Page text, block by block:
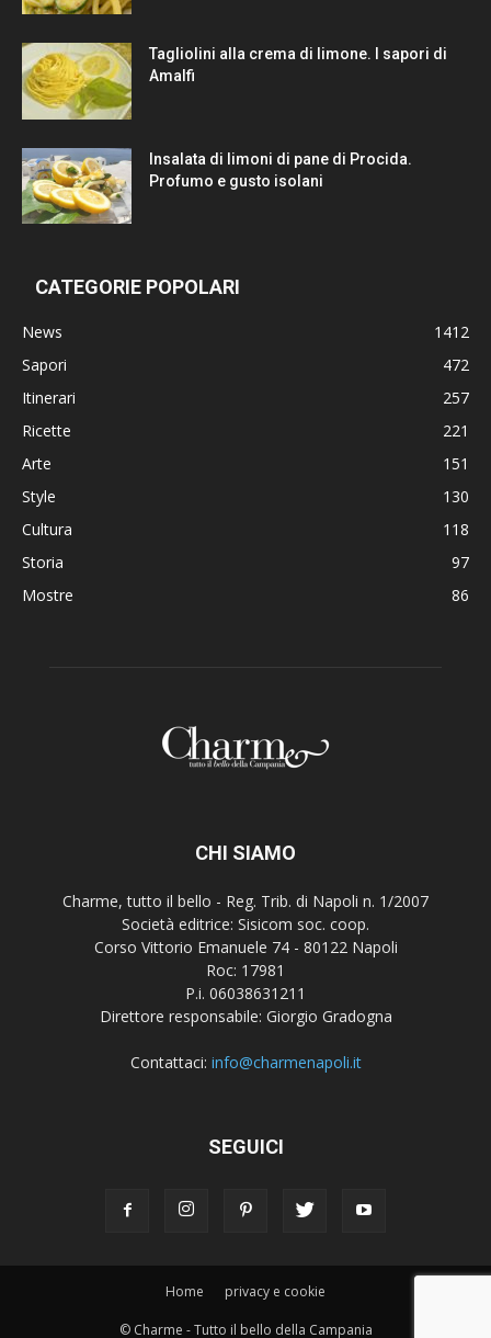
Tagliolini alla crema di limone. I sapori di
Amalfi
Insalata di limoni di pane di Procida.
Profumo e gusto isolani
CATEGORIE POPOLARI
News
1412
Sapori
472
Itinerari
257
Ricette
221
Arte
151
Style
130
Cultura
118
Storia
97
Mostre
86
CHI SIAMO
Charme, tutto il bello - Reg. Trib. di Napoli n. 1/2007
Società editrice: Sisicom soc. coop.
Corso Vittorio Emanuele 74 - 80122 Napoli
Roc: 17981
P.i. 06038631211
Direttore responsabile: Giorgio Gradogna
Contattaci: info@charmenapoli.it
SEGUICI
Home privacy e cookie
© Charme - Tutto il bello della Campania